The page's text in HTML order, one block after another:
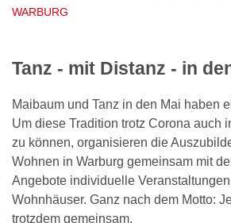
WARBURG
Tanz - mit Distanz - in
Maibaum und Tanz in den Mai haben
Um diese Tradition trotz Corona auch
zu können, organisieren die
Wohnen in Warburg gemeinsam mit
Angebote individuelle
Wohnhäuser. Ganz nach dem Motto:
trotzdem gemeinsam.